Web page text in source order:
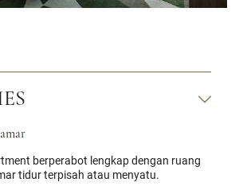
berperabot lengkap dengan ruang
tidur terpisah atau menyatu.